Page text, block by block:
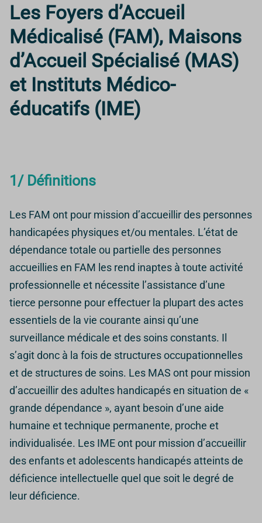
Les Foyers d’Accueil
Médicalisé (FAM), Maisons
d’Accueil Spécialisé (MAS)
et Instituts Médico-
éducatifs (IME)
1/ Définitions
Les FAM ont pour mission d’accueillir des personnes
handicapées physiques et/ou mentales. L’état de
dépendance totale ou partielle des personnes
accueillies en FAM les rend inaptes à toute activité
professionnelle et nécessite l’assistance d’une
tierce personne pour effectuer la plupart des actes
essentiels de la vie courante ainsi qu’une
surveillance médicale et des soins constants. Il
s’agit donc à la fois de structures occupationnelles
et de structures de soins. Les MAS ont pour mission
d’accueillir des adultes handicapés en situation de «
grande dépendance », ayant besoin d’une aide
humaine et technique permanente, proche et
individualisée. Les IME ont pour mission d’accueillir
des enfants et adolescents handicapés atteints de
déficience intellectuelle quel que soit le degré de
leur déficience.